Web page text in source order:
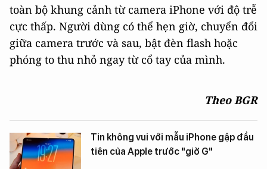
toàn bộ khung cảnh từ camera iPhone với độ trễ
cực thấp. Người dùng có thể hẹn giờ, chuyển đổi
giữa camera trước và sau, bật đèn flash hoặc
phóng to thu nhỏ ngay từ cổ tay của mình.
Theo BGR
Tin không vui với mẫu iPhone gập đầu
tiên của Apple trước "giờ G"